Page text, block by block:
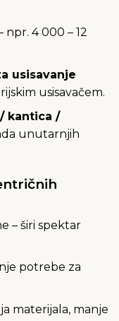
npr. 4 000 – 12
usisavanje
usisavačem.
kantica /
unutarnjih
– širi spektar
potrebe za
materijala, manje